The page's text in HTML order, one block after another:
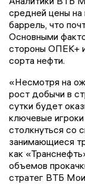
средней цены
баррель, что
Основными
стороны ОПЕК+
сорта нефти.
«Несмотря на
рост добычи в
сутки будет
ключевые
столкнуться со
занимающиеся
как
объемов
стратег ВТБ